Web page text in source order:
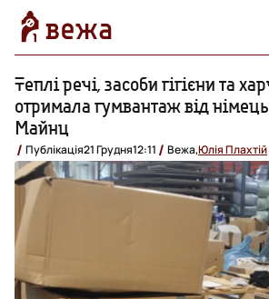
Теплі речі, засоби гігієни та
отримала гумвантаж від
Майнц
Публікація21 Грудня12:11 Вежа,Юлія Плахтій